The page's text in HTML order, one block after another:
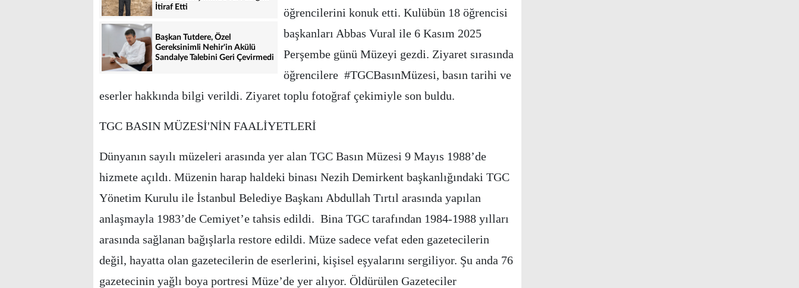
İtiraf Etti
Başkan Tutdere, Özel
Gereksinimli Nehir'in Akülü
Sandalye Talebini Geri Çevirmedi
öğrencilerini konuk etti. Kulübün 18 öğrencisi
başkanları Abbas Vural ile 6 Kasım 2025
Perşembe günü Müzeyi gezdi. Ziyaret sırasında
öğrencilere #TGCBasınMüzesi, basın tarihi ve
eserler hakkında bilgi verildi. Ziyaret toplu fotoğraf çekimiyle son buldu.
TGC BASIN MÜZESİ'NİN FAALİYETLERİ
Dünyanın sayılı müzeleri arasında yer alan TGC Basın Müzesi 9 Mayıs 1988’de
hizmete açıldı. Müzenin harap haldeki binası Nezih Demirkent başkanlığındaki TGC
Yönetim Kurulu ile İstanbul Belediye Başkanı Abdullah Tırtıl arasında yapılan
anlaşmayla 1983’de Cemiyet’e tahsis edildi. Bina TGC tarafından 1984-1988 yılları
arasında sağlanan bağışlarla restore edildi. Müze sadece vefat eden gazetecilerin
değil, hayatta olan gazetecilerin de eserlerini, kişisel eşyalarını sergiliyor. Şu anda 76
gazetecinin yağlı boya portresi Müze’de yer alıyor. Öldürülen Gazeteciler